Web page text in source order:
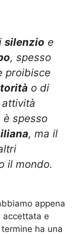
silenzio e
, spesso
proibisce
o di
è spesso
, ma il
il mondo.
appena
accettata e
ha una